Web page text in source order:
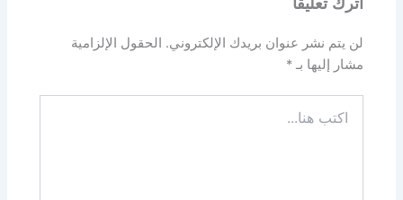
لن يتم نشر عنوان بريدك الإلكتروني. الحقول الإلزامية
مشار إليها بـ*
هنا...